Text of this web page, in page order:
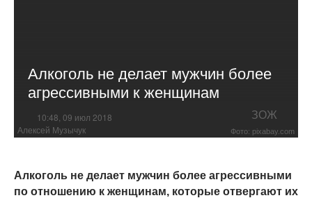
Алкоголь не делает мужчин более
агрессивными к женщинам
10:48, 09 июл 2018 ЗОЖ
Алексей Музычук Фото: pixabay.com
Алкоголь не делает мужчин более агрессивными
по отношению к женщинам, которые отвергают их